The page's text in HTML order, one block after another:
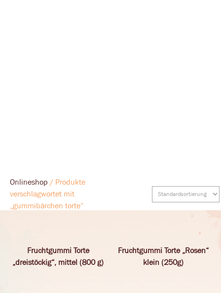
Onlineshop / Produkte
verschlagwortet mit
„gummibärchen torte“
Fruchtgummi Torte
„dreistöckig“, mittel (800 g)
Fruchtgummi Torte „Rosen“
klein (250g)